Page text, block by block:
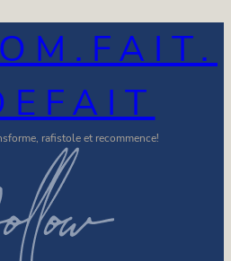
rafistole et recommence!